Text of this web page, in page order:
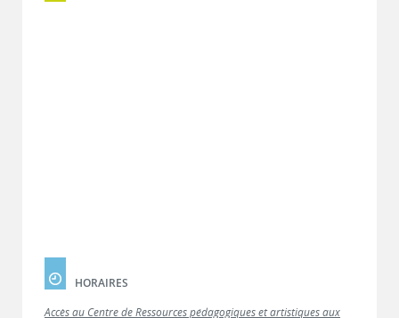
HORAIRES
Accès au Centre de Ressources pédagogiques et artistiques aux